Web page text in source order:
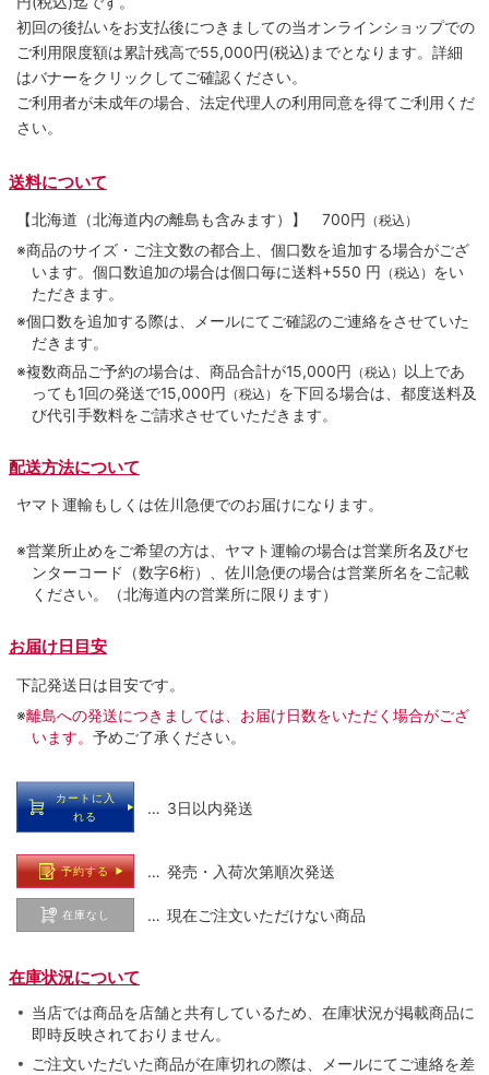
初回の後払いをお支払後につきましての当オンラインショップでの
ご利用限度額は累計残高で55,000円(税込)までとなります。詳細
はバナーをクリックしてご確認ください。
ご利用者が未成年の場合、法定代理人の利用同意を得てご利用くだ
さい。
送料について
【北海道（北海道内の離島も含みます）】 700円 （税込）
※商品のサイズ・ご注文数の都合上、個口数を追加する場合がござ
います。個口数追加の場合は個口毎に送料+550 円 （税込） をい
ただきます。
※個口数を追加する際は、メールにてご確認のご連絡をさせていた
だきます。
※複数商品ご予約の場合は、商品合計が15,000円 （税込） 以上であ
っても1回の発送で15,000円 （税込） を下回る場合は、都度送料及
び代引手数料をご請求させていただきます。
配送方法について
ヤマト運輸もしくは佐川急便でのお届けになります。
※営業所止めをご希望の方は、ヤマト運輸の場合は営業所名及びセ
ンターコード（数字6桁）、佐川急便の場合は営業所名をご記載
ください。（北海道内の営業所に限ります）
お届け日目安
下記発送日は目安です。
※離島への発送につきましては、お届け日数をいただく場合がござ
います。 予めご了承ください。
カートに入
れる
… 3日以内発送
予約する … 発売・入荷次第順次発送
在庫なし … 現在ご注文いただけない商品
在庫状況について
当店では商品を店舗と共有しているため、在庫状況が掲載商品に
即時反映されておりません。
ご注文いただいた商品が在庫切れの際は、メールにてご連絡を差